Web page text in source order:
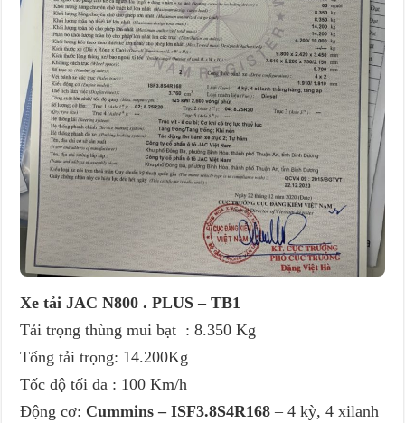
Xe tải JAC N800 . PLUS – TB1
Tải trọng thùng mui bạt : 8.350 Kg
Tổng tải trọng: 14.200Kg
Tốc độ tối đa : 100 Km/h
Động cơ: Cummins – ISF3.8S4R168 – 4 kỳ, 4 xilanh